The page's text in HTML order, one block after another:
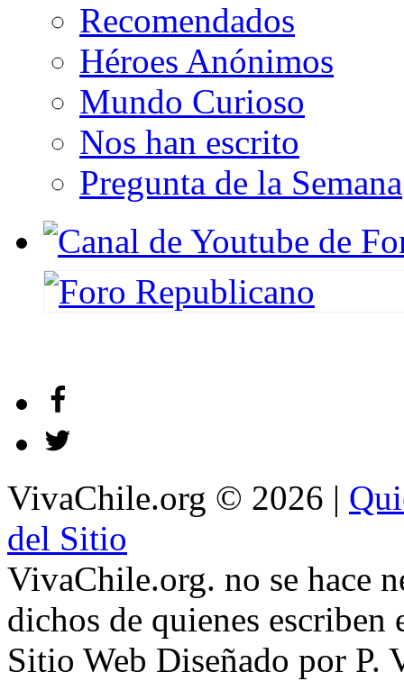
Recomendados
Héroes Anónimos
Mundo Curioso
Nos han escrito
Pregunta de la Semana
VivaChile.org © 2026 |
del Sitio
VivaChile.org. no se hace
dichos de quienes escriben
Sitio Web Diseñado por